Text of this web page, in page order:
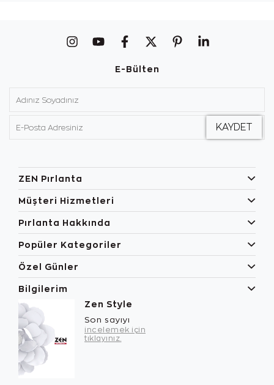
E-Bülten
ZEN Pırlanta
Müşteri Hizmetleri
Pırlanta Hakkında
Popüler Kategoriler
Özel Günler
Bilgilerim
Zen Style
Son sayıyı
incelemek için
tıklayınız.